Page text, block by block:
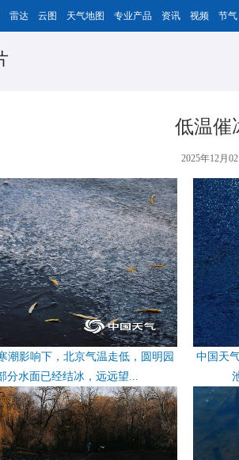
雷达 云图 天气地图 专业产品 资讯 视频 节气
低温催
2025年12月
潮影响下，北京气温走低，圆明园
分水面已经结冰，远远望...
中国天